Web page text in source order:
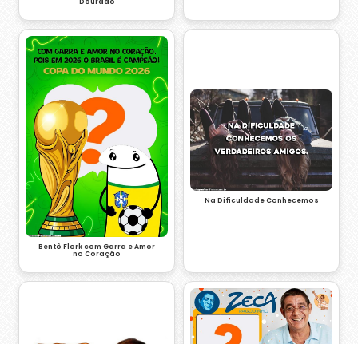
Bentô Flork com Garra e Amor
no Coração
Na Dificuldade Conhecemos